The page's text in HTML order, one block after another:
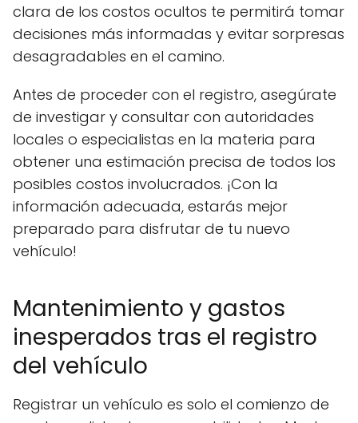
clara de los costos ocultos te permitirá tomar
decisiones más informadas y evitar sorpresas
desagradables en el camino.
Antes de proceder con el registro, asegúrate
de investigar y consultar con autoridades
locales o especialistas en la materia para
obtener una estimación precisa de todos los
posibles costos involucrados. ¡Con la
información adecuada, estarás mejor
preparado para disfrutar de tu nuevo
vehículo!
Mantenimiento y gastos
inesperados tras el registro
del vehículo
Registrar un vehículo es solo el comienzo de